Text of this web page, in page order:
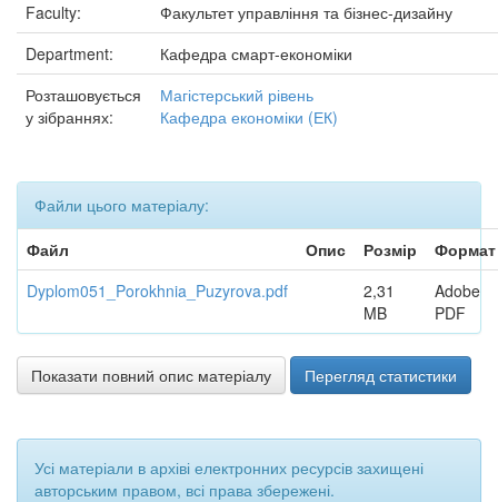
Faculty:
Факультет управління та бізнес-дизайну
Department:
Кафедра смарт-економіки
Розташовується
у зібраннях:
Магістерський рівень
Кафедра економіки (ЕК)
Файли цього матеріалу:
Файл
Опис Розмір
Формат
Dyplom051_Porokhnia_Puzyrova.pdf
2,31
MB
Adobe
PDF
Показати повний опис матеріалу Перегляд статистики
Усі матеріали в архіві електронних ресурсів захищені
авторським правом, всі права збережені.